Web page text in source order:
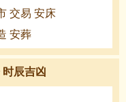
交易 安床
安葬
时辰吉凶